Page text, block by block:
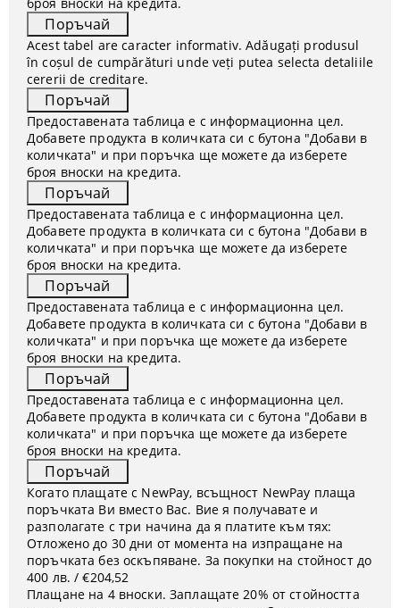
Acest tabel are caracter informativ. Adăugați produsul
în coșul de cumpărături unde veți putea selecta detaliile
cererii de creditare.
Предоставената таблица е с информационна цел.
Добавете продукта в количката си с бутона "Добави в
количката" и при поръчка ще можете да изберете
броя вноски на кредита.
Предоставената таблица е с информационна цел.
Добавете продукта в количката си с бутона "Добави в
количката" и при поръчка ще можете да изберете
броя вноски на кредита.
Предоставената таблица е с информационна цел.
Добавете продукта в количката си с бутона "Добави в
количката" и при поръчка ще можете да изберете
броя вноски на кредита.
Предоставената таблица е с информационна цел.
Добавете продукта в количката си с бутона "Добави в
количката" и при поръчка ще можете да изберете
броя вноски на кредита.
Когато плащате с NewPay, всъщност NewPay плаща
поръчката Ви вместо Вас. Вие я получавате и
разполагате с три начина да я платите към тях:
Отложено до 30 дни от момента на изпращане на
поръчката без оскъпяване. За покупки на стойност до
400 лв. / €204,52
Плащане на 4 вноски. Заплащате 20% от стойността